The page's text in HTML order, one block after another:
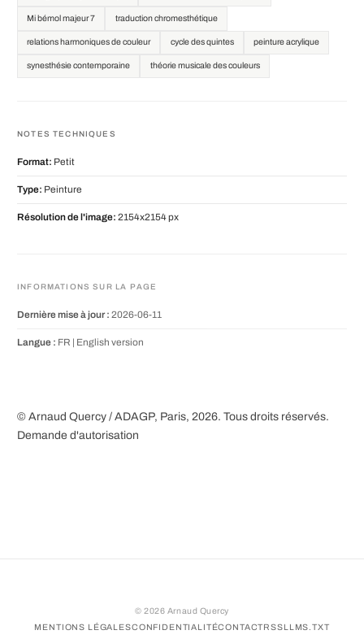
Mi bémol majeur 7 traduction chromesthétique
relations harmoniques de couleur cycle des quintes peinture acrylique
synesthésie contemporaine théorie musicale des couleurs
NOTES TECHNIQUES
Format: Petit
Type: Peinture
Résolution de l'image: 2154x2154 px
INFORMATIONS SUR LA PAGE
Dernière mise à jour : 2026-06-11
Langue : FR | English version
© Arnaud Quercy / ADAGP, Paris, 2026. Tous droits réservés.
Demande d'autorisation
©2026 Arnaud Quercy
MENTIONS LÉGALESCONFIDENTIALITÉCONTACTRSSLLMS.TXT